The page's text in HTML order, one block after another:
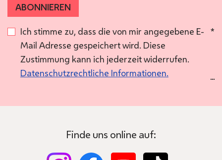
ABONNIEREN
Ich stimme zu, dass die von mir angegebene E-
Mail Adresse gespeichert wird. Diese
Zustimmung kann ich jederzeit widerrufen.
Datenschutzrechtliche Informationen.
*
Finde uns online auf: